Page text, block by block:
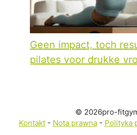
Geen impact, toch
pilates voor drukke
© 2026pro-
Kontakt- Nota prawna- Polityka